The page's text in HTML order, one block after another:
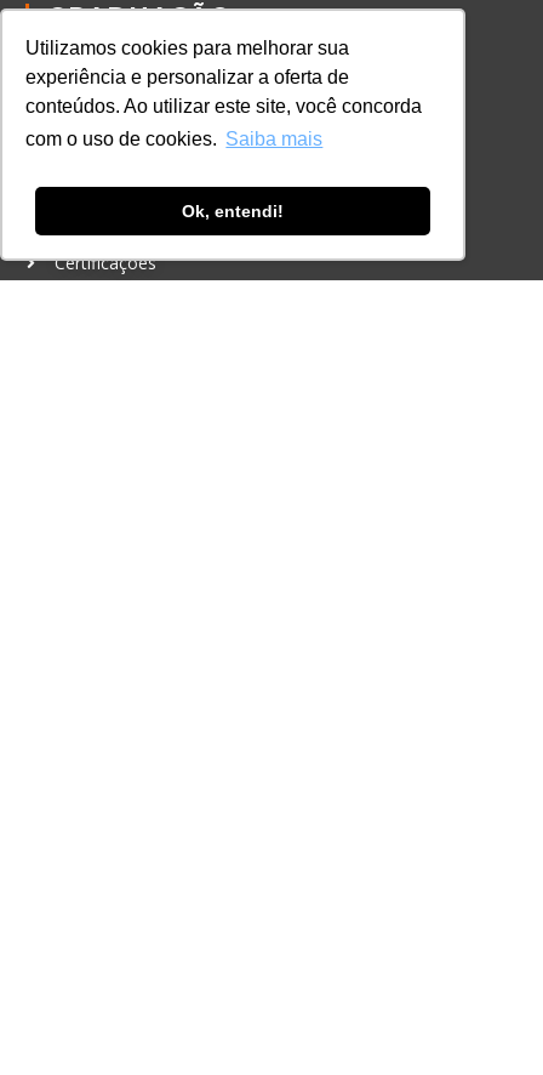
Utilizamos cookies para melhorar sua
experiência e personalizar a oferta de
conteúdos. Ao utilizar este site, você concorda
com o uso de cookies. Saiba mais
Ok, entendi!
GRADUAÇÃO
Autenticação de documentos
CURSOS, EVENTOS E
Online
In Company
Certificações